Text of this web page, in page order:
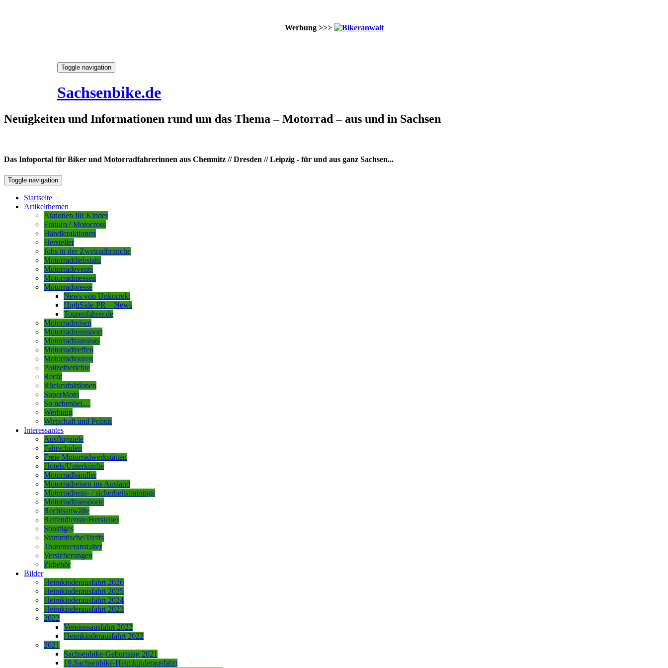
Werbung >>>
Toggle navigation
Sachsenbike.de
Neuigkeiten und Informationen rund um das Thema – Motorrad – aus und in Sachsen
Das Infoportal für Biker und Motorradfahrerinnen aus Chemnitz // Dresden // Leipzig - für und aus ganz Sachsen...
Toggle navigation
Startseite
Artikelthemen
Aktionen für Kinder
Enduro / Motocross
Händleraktionen
Hersteller
Jobs in der Zweiradbranche
Motorraddiebstahl
Motorradevents
Motorradmessen
Motorradpresse
News von Unkorrekt
HighSide-PR – News
Tourenfahrer.de
Motorradreisen
Motorradrennsport
Motorradtrainings
Motorradtreffen
Motorradtouren
Polizeiberichte
Recht
Rückrufaktionen
SuperMoto
So nebenbei…
Werbung
Wirtschaft und Politik
Interessantes
Ausflugziele
Fahrschulen
Freie Motorradwerkstätten
Hotels/Unterkünfte
Motorradhändler
Motorradreisen ins Ausland
Motorradrenn- / sicherheitstrainings
Motorradtransporte
Rechtsanwälte
Reifendienste/Hersteller
Sonstiges
Stammtische/Treffs
Tourenveranstalter
Versicherungen
Zubehör
Bilder
Heimkinderausfahrt 2026
Heimkinderausfahrt 2025
Heimkinderausfahrt 2024
Heimkinderausfahrt 2023
2022
Vereinssausfahrt 2022
Heimkinderausfahrt 2022
2021
Sachsenbike-Geburtstag 2021
19.Sachsenbike-Heimkinderausfahrt